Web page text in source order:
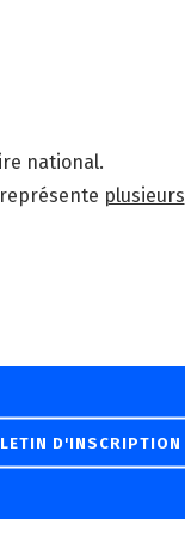
national.
plusieurs
D'INSCRIPTION